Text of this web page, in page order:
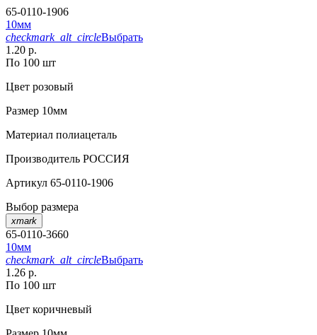
65-0110-1906
10мм
checkmark_alt_circleВыбрать
1.20 р.
По 100 шт
Цвет розовый
Размер 10мм
Материал полиацеталь
Производитель РОССИЯ
Артикул 65-0110-1906
Выбор размера
xmark
65-0110-3660
10мм
checkmark_alt_circleВыбрать
1.26 р.
По 100 шт
Цвет коричневый